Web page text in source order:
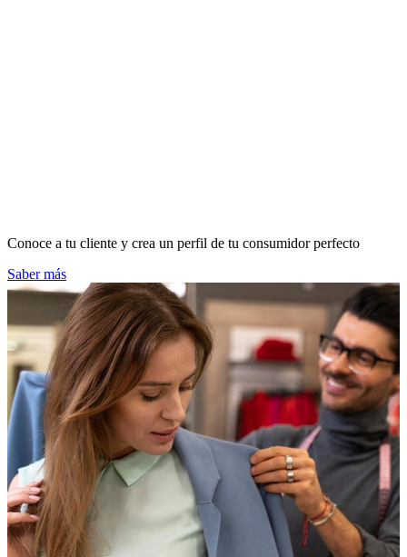
Conoce a tu cliente y crea un perfil de tu consumidor perfecto
Saber más